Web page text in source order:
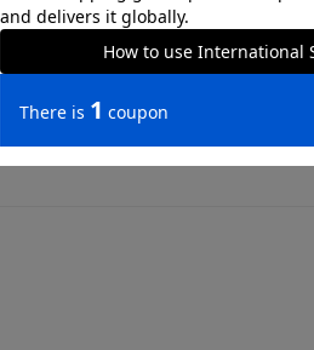
イズ詳細を必ずご確認下さい。
機可（ネット使用・弱水流）》